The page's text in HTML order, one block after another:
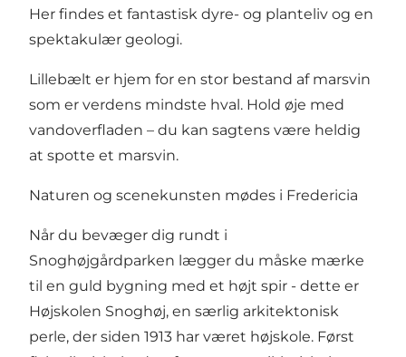
Her findes et fantastisk dyre- og planteliv og en
spektakulær geologi.
Lillebælt er hjem for en stor bestand af marsvin
som er verdens mindste hval. Hold øje med
vandoverfladen – du kan sagtens være heldig
at spotte et marsvin.
Naturen og scenekunsten mødes i Fredericia
Når du bevæger dig rundt i
Snoghøjgårdparken lægger du måske mærke
til en guld bygning med et højt spir - dette er
Højskolen Snoghøj, en særlig arkitektonisk
perle, der siden 1913 har været højskole. Først